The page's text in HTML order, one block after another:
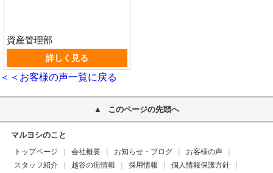
資産管理部
詳しく見る
＜＜お客様の声一覧に戻る
このページの先頭へ
マルヨシのこと
トップページ 会社概要 お知らせ・ブログ
お客様の声
スタッフ紹介
越谷の街情報 採用情報
個人情報保護方針